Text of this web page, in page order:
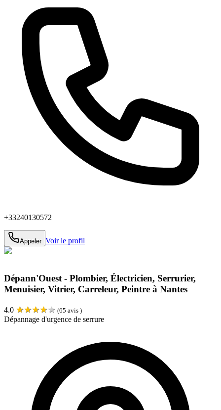
+33240130572
Appeler Voir le profil
Dépann'Ouest - Plombier, Électricien, Serrurier,
Menuisier, Vitrier, Carreleur, Peintre à Nantes
4.0 ★★★★★ (65 avis )
Dépannage d'urgence de serrure